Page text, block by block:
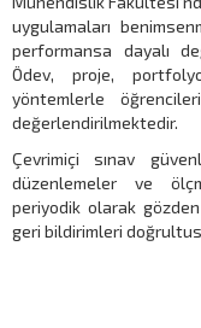
uygulamaları
performansa dayalı
Ödev, proje,
yöntemlerle
değerlendirilmektedir.
Çevrimiçi sınav
düzenlemeler ve
periyodik olarak
geri bildirimleri